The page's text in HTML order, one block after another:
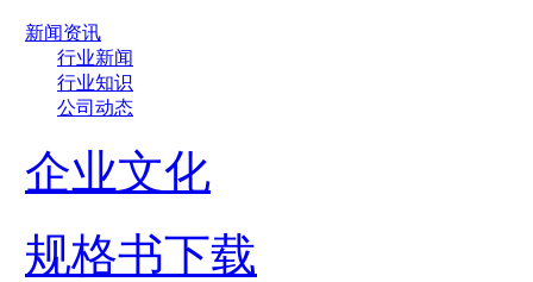
新闻资讯
行业新闻
行业知识
公司动态
企业文化
规格书下载